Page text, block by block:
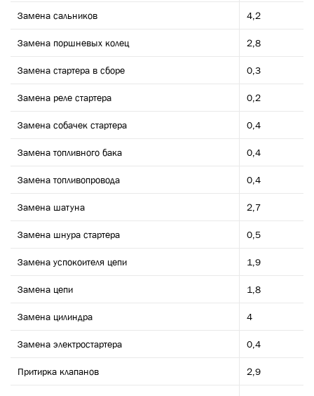
Замена сальников 4,2
Замена поршневых колец 2,8
Замена стартера в сборе 0,3
Замена реле стартера 0,2
Замена собачек стартера 0,4
Замена топливного бака 0,4
Замена топливопровода 0,4
Замена шатуна 2,7
Замена шнура стартера 0,5
Замена успокоителя цепи 1,9
Замена цепи 1,8
Замена цилиндра 4
Замена электростартера 0,4
Притирка клапанов 2,9